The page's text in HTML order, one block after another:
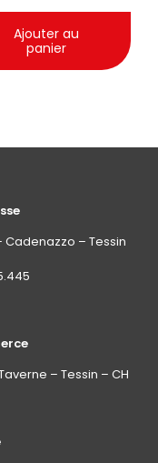
Ajouter au
panier
Cadenazzo – Tessin
– Tessin – CH